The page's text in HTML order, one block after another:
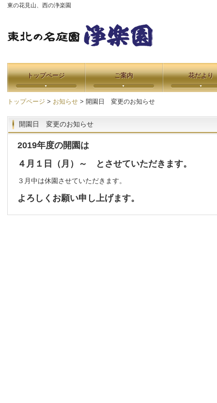
東の花見山、西の浄楽園
トップページ ご案内 花だより
トップページ > お知らせ > 開園日 変更のお知らせ
開園日 変更のお知らせ
2019年度の開園は
４月１日（月）～ とさせていただきます。
３月中は休園させていただきます。
よろしくお願い申し上げます。